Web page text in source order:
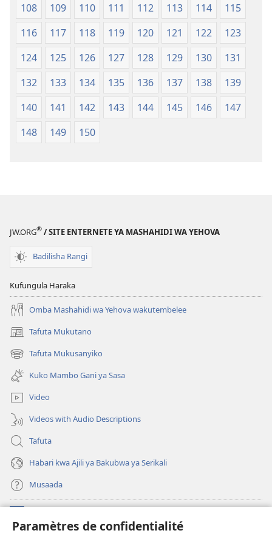
Paramètres de confidentialité
108
109 110 111 112 113 114
115
116
117 118 119 120 121 122
123
124
125 126 127 128 129 130
131
132
133 134 135 136 137 138
139
140
141 142 143 144 145 146
147
148
149 150
JW.ORG® / SITE ENTERNETE YA MASHAHIDI WA YEHOVA
Badilisha Rangi
Kufungula Haraka
Omba Mashahidi wa Yehova wakutembelee
Tafuta Mukutano
(opens
new
window)
Tafuta Mukusanyiko
(opens
new
window)
Kuko Mambo Gani ya Sasa
Video
Videos with Audio Descriptions
Tafuta
Habari kwa Ajili ya Bakubwa ya Serikali
Musaada
(opens
new